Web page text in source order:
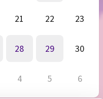
21 22 23
28 29 30
4 5 6